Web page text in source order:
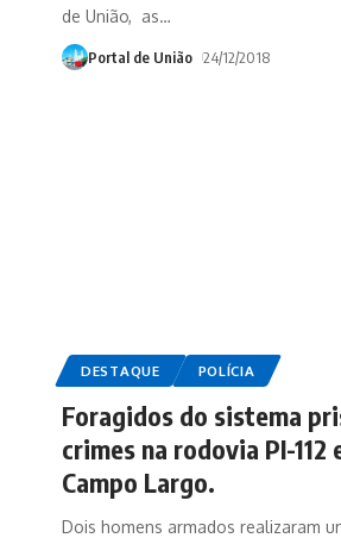
de União, as…
Portal de União 24/12/2018
DESTAQUE POLÍCIA
Foragidos do sistema
crimes na rodovia PI-
Campo Largo.
Dois homens armados realizaram